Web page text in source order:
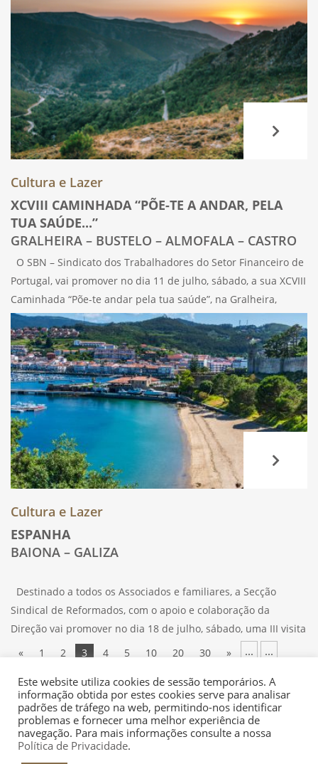
Cultura e Lazer
XCVIII CAMINHADA “PÕE-TE A ANDAR, PELA
TUA SAÚDE...”
GRALHEIRA – BUSTELO – ALMOFALA – CASTRO
DAIRE
O SBN – Sindicato dos Trabalhadores do Setor Financeiro de
Portugal, vai promover no dia 11 de julho, sábado, a sua XCVIII
Caminhada “Põe-te andar pela tua saúde”, na Gralheira,
Almofala, Bustelo, Castro Daire, em duas etapas, isto é,
Cultura e Lazer
ESPANHA
BAIONA – GALIZA
Destinado a todos os Associados e familiares, a Secção
Sindical de Reformados, com o apoio e colaboração da
Direção vai promover no dia 18 de julho, sábado, uma III visita
a Baiona, na Galiza, em Espanha. É uma vila
« 1 2 3 4 5 ...
10 20 30 ...
»
Este website utiliza cookies de sessão temporários. A
informação obtida por estes cookies serve para analisar
padrões de tráfego na web, permitindo-nos identificar
problemas e fornecer uma melhor experiência de
navegação. Para mais informações consulte a nossa
Política de Privacidade.